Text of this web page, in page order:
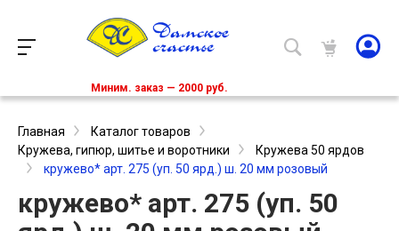
Миним. заказ — 2000 руб.
Главная
Каталог товаров
Кружева, гипюр, шитье и воротники
Кружева 50 ярдов
кружево* арт. 275 (уп. 50 ярд.) ш. 20 мм розовый
кружево* арт. 275 (уп. 50